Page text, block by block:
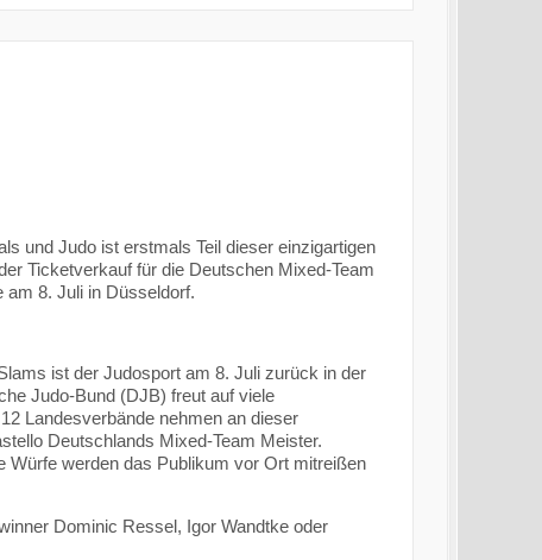
und Judo ist erstmals Teil dieser einzigartigen
Ticketverkauf für die Deutschen Mixed-Team
am 8. Juli in Düsseldorf.
ist der Judosport am 8. Juli zurück in der
Judo-Bund (DJB) freut auf viele
Landesverbände nehmen an dieser
Deutschlands Mixed-Team Meister.
Würfe werden das Publikum vor Ort mitreißen
Dominic Ressel, Igor Wandtke oder